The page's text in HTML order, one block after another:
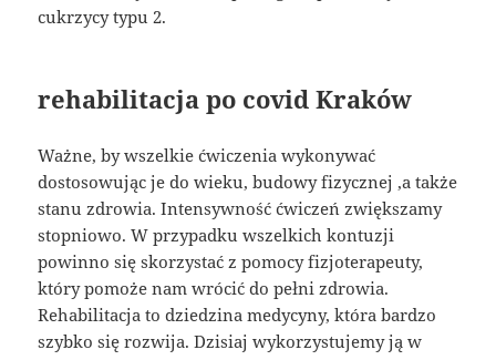
cukrzycy typu 2.
rehabilitacja po covid Kraków
Ważne, by wszelkie ćwiczenia wykonywać
dostosowując je do wieku, budowy fizycznej ,a także
stanu zdrowia. Intensywność ćwiczeń zwiększamy
stopniowo. W przypadku wszelkich kontuzji
powinno się skorzystać z pomocy fizjoterapeuty,
który pomoże nam wrócić do pełni zdrowia.
Rehabilitacja to dziedzina medycyny, która bardzo
szybko się rozwija. Dzisiaj wykorzystujemy ją w